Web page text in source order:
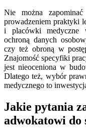
Nie można
prowadzeniem praktyki
i placówki medyczne
ochroną danych
czy też obroną w
Znajomość specyfiki
jest nieoceniona w
Dlatego też, wybór
medycznego to
Jakie pytania
adwokatowi do